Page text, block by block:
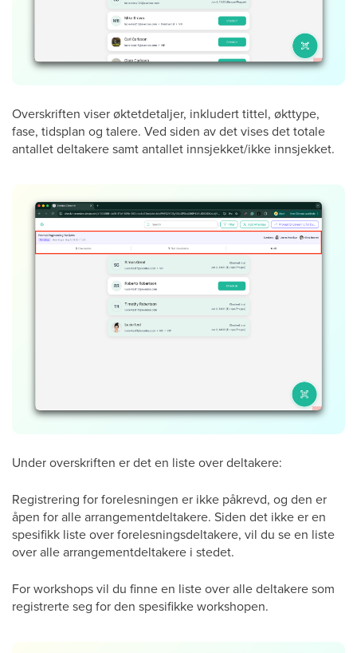
Overskriften viser øktetdetaljer, inkludert tittel, økttype,
fase, tidsplan og talere. Ved siden av det vises det totale
antallet deltakere samt antallet innsjekket/ikke innsjekket.
Under overskriften er det en liste over deltakere:
Registrering for forelesningen er ikke påkrevd, og den er
åpen for alle arrangementdeltakere. Siden det ikke er en
spesifikk liste over forelesningsdeltakere, vil du se en liste
over alle arrangementdeltakere i stedet.
For workshops vil du finne en liste over alle deltakere som
registrerte seg for den spesifikke workshopen.